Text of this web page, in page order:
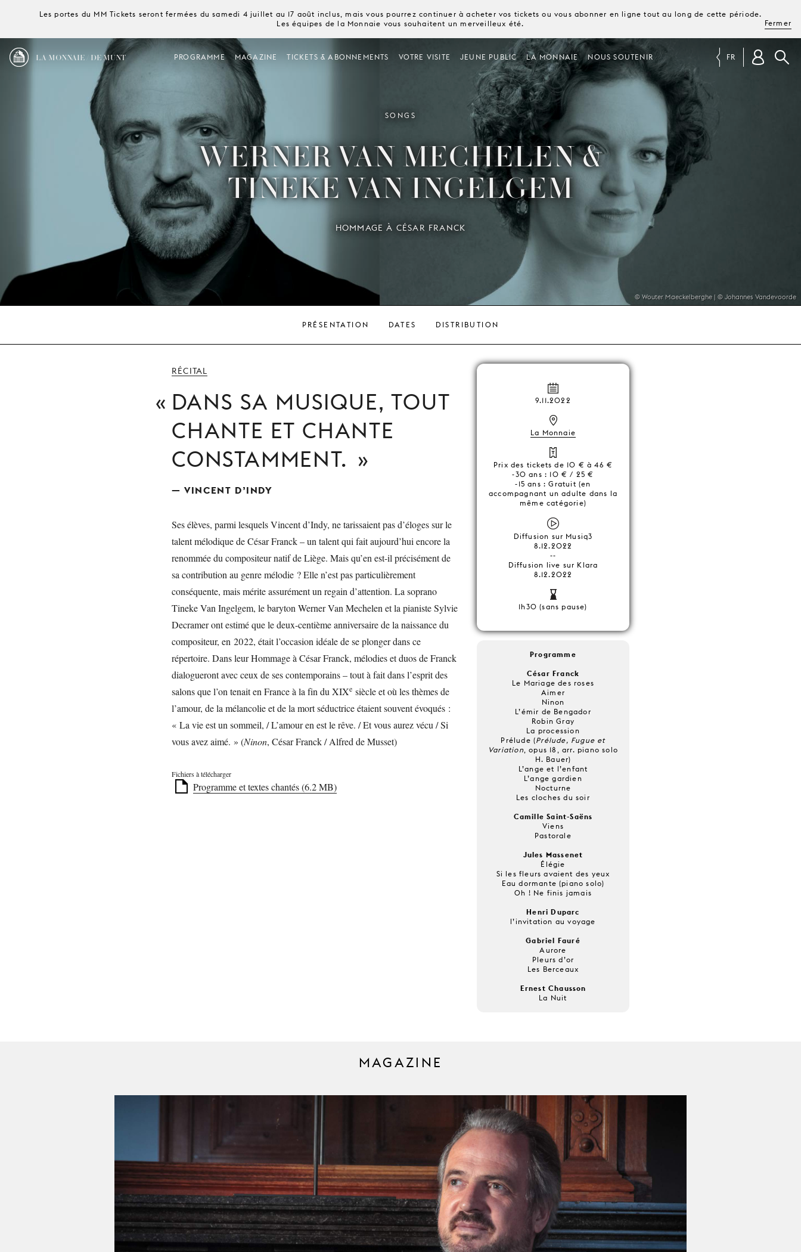
Les portes du MM Tickets seront fermées du samedi 4 juillet au 17 août inclus, mais vous pourrez continuer à acheter vos tickets ou vous abonner en ligne tout au long de cette période.
Les équipes de la Monnaie vous souhaitent un merveilleux été.
Fermer
LA MONNAIE / DE MUNT PROGRAMME MAGAZINE TICKETS & ABONNEMENTS VOTRE VISITE JEUNE PUBLIC LA MONNAIE NOUS SOUTENIR FR
© Wouter Maeckelberghe | © Johannes Vandevoorde
SONGS
WERNER VAN MECHELEN &
TINEKE VAN INGELGEM
HOMMAGE À CÉSAR FRANCK
PRÉSENTATION DATES DISTRIBUTION
RÉCITAL
DANS SA MUSIQUE, TOUT
CHANTE ET CHANTE
CONSTAMMENT.
— VINCENT D’INDY
Ses élèves, parmi lesquels Vincent d’Indy, ne tarissaient pas d’éloges sur le
talent mélodique de César Franck – un talent qui fait aujourd’hui encore la
renommée du compositeur natif de Liège. Mais qu’en est-il précisément de
sa contribution au genre mélodie ? Elle n’est pas particulièrement
conséquente, mais mérite assurément un regain d’attention. La soprano
Tineke Van Ingelgem, le baryton Werner Van Mechelen et la pianiste Sylvie
Decramer ont estimé que le deux-centième anniversaire de la naissance du
compositeur, en 2022, était l’occasion idéale de se plonger dans ce
répertoire. Dans leur Hommage à César Franck, mélodies et duos de Franck
dialogueront avec ceux de ses contemporains – tout à fait dans l’esprit des
salons que l’on tenait en France à la fin du XIXe siècle et où les thèmes de
l’amour, de la mélancolie et de la mort séductrice étaient souvent évoqués :
« La vie est un sommeil, / L’amour en est le rêve. / Et vous aurez vécu / Si
vous avez aimé. » (Ninon, César Franck / Alfred de Musset)
Fichiers à télécharger
Programme et textes chantés (6.2 MB)
9.11.2022
La Monnaie
Prix des tickets de 10 € à 46 €
-30 ans : 10 € / 25 €
-15 ans : Gratuit (en
accompagnant un adulte dans la
même catégorie)
Diffusion sur Musiq3
8.12.2022
--
Diffusion live sur Klara
8.12.2022
1h30 (sans pause)
Programme
César Franck
Le Mariage des roses
Aimer
Ninon
L’émir de Bengador
Robin Gray
La procession
Prélude (Prélude, Fugue et
Variation , opus 18, arr. piano solo
H. Bauer)
L’ange et l’enfant
L’ange gardien
Nocturne
Les cloches du soir
Camille Saint-Saëns
Viens
Pastorale
Jules Massenet
Élégie
Si les fleurs avaient des yeux
Eau dormante (piano solo)
Oh ! Ne finis jamais
Henri Duparc
l’invitation au voyage
Gabriel Fauré
Aurore
Pleurs d’or
Les Berceaux
Ernest Chausson
La Nuit
MAGAZINE